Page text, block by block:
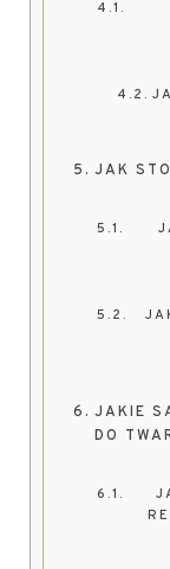
JAK
JAKIE
DO